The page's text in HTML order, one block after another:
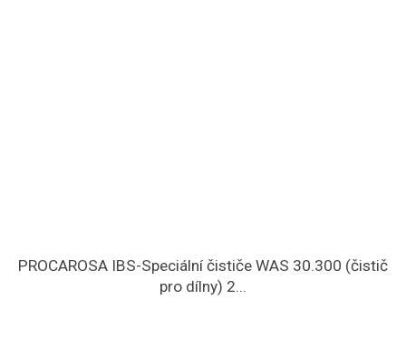
PROCAROSA IBS-Speciální čističe WAS 30.300 (čistič
pro dílny) 2...